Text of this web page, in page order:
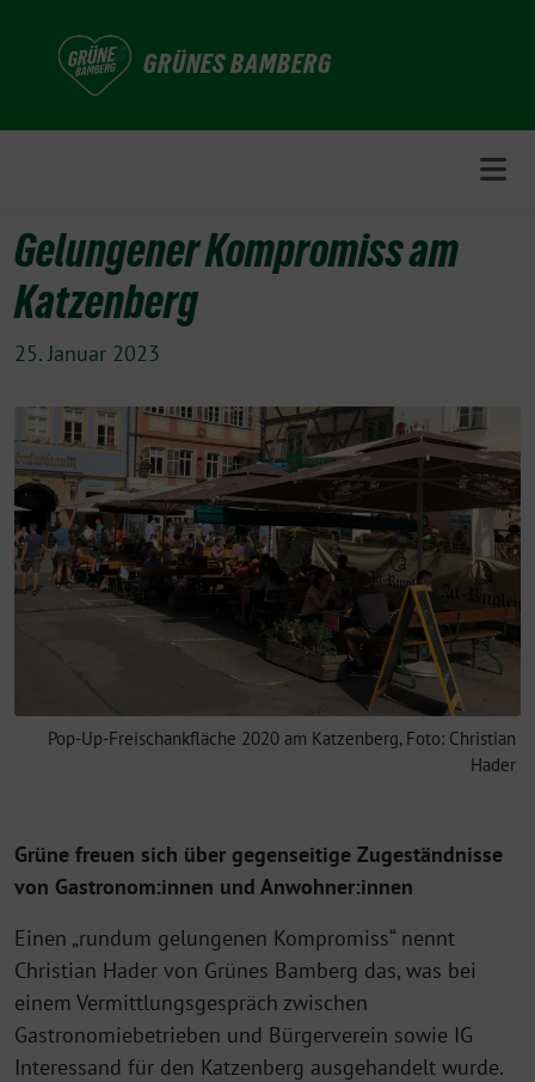
GRÜNES BAMBERG
Gelungener Kompromiss am
Katzenberg
25. Januar 2023
Pop-Up-Freischankfläche 2020 am Katzenberg, Foto: Christian
Hader
Grüne freuen sich über gegenseitige Zugeständnisse
von Gastronom:innen und Anwohner:innen
Einen „rundum gelungenen Kompromiss“ nennt
Christian Hader von Grünes Bamberg das, was bei
einem Vermittlungsgespräch zwischen
Gastronomiebetrieben und Bürgerverein sowie IG
Interessand für den Katzenberg ausgehandelt wurde.